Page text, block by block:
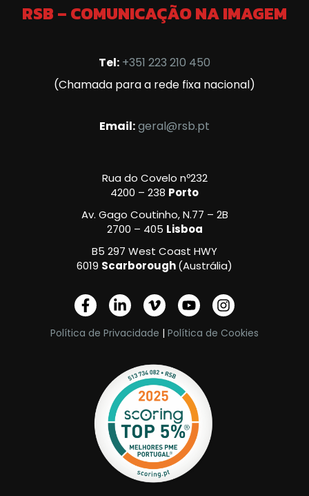
RSB – COMUNICAÇÃO NA IMAGEM
Tel: +351 223 210 450
(Chamada para a rede fixa nacional)
Email:geral@rsb.pt
Rua do Covelo nº232
4200 – 238 Porto
Av. Gago Coutinho, N.77 – 2B
2700 – 405 Lisboa
B5 297 West Coast HWY
6019 Scarborough(Austrália)
F
a
c
e
L
i
n
k
d
n
-
i
n
V
i
m
e
-
v
Y
o
u
t
b
e
I
n
s
t
Política de Privacidade | Política de Cookies